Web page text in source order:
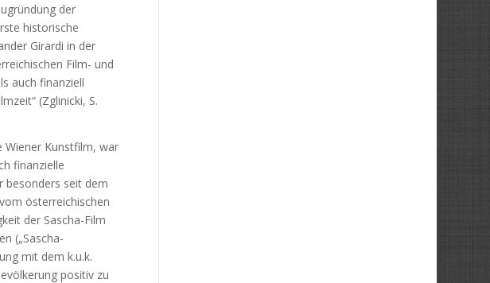
der
historische
Girardi in der
Film- und
auch finanziell
(Zglinicki, S.
Wiener Kunstfilm, war
finanzielle
besonders seit dem
österreichischen
der Sascha-Film
(„Sascha-
mit dem k.u.k.
positiv zu